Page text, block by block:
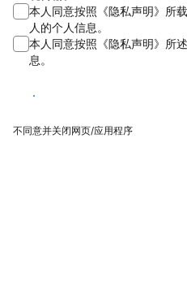
本人同意按照《隐私声明》所
人的个人信息。
本人同意按照《隐私声明》所
息。
同意
不同意并关闭网页/应用程序